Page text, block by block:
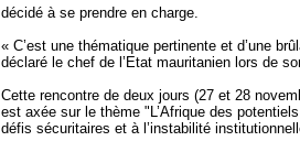
décidé à se prendre en charge.
« C’est une thématique pertinente et d’une
déclaré le chef de l’Etat mauritanien lors de
Cette rencontre de deux jours (27 et 28
est axée sur le thème "L’Afrique des
défis sécuritaires et à l’instabilité